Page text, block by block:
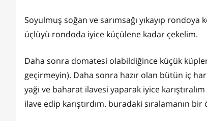
Soyulmuş soğan ve sarımsağı yıkayıp
üçlüyü rondoda iyice küçülene kadar çekelim.
Daha sonra domatesi olabildiğince küçük
geçirmeyin). Daha sonra hazır olan bütün iç
yağı ve baharat ilavesi yaparak iyice
ilave edip karıştırdım. buradaki sıralamanın bir